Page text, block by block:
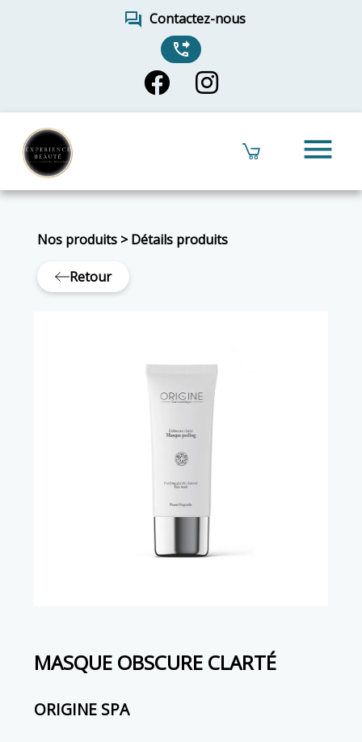
forum Contactez-nous
phone_forwarded
menu
Nos produits>Détails produits
Retour
MASQUE OBSCURE CLARTÉ
ORIGINE SPA